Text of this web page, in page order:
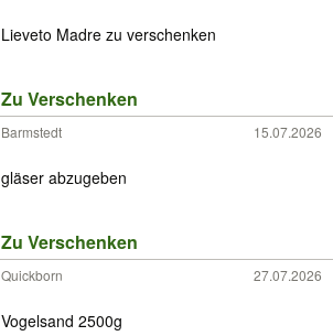
Lieveto Madre zu verschenken
Zu Verschenken
Barmstedt 15.07.2026
gläser abzugeben
Zu Verschenken
Quickborn 27.07.2026
Vogelsand 2500g